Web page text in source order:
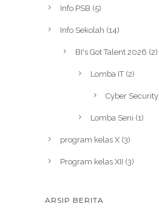
Info PSB (5)
Info Sekolah (14)
BI's Got Talent 2026 (2)
Lomba IT(2)
Cyber Security
Lomba Seni (1)
program kelas X (3)
Program kelas XII (3)
ARSIP BERITA